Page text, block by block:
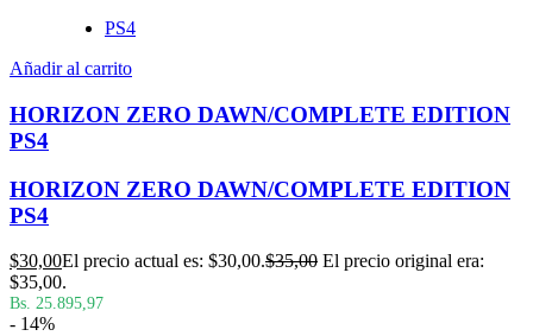
PS4
Añadir al carrito
HORIZON ZERO DAWN/COMPLETE EDITION
PS4
HORIZON ZERO DAWN/COMPLETE EDITION
PS4
$30,00El precio actual es: $30,00.$35,00 El precio original era:
$35,00.
Bs. 25.895,97
- 14%